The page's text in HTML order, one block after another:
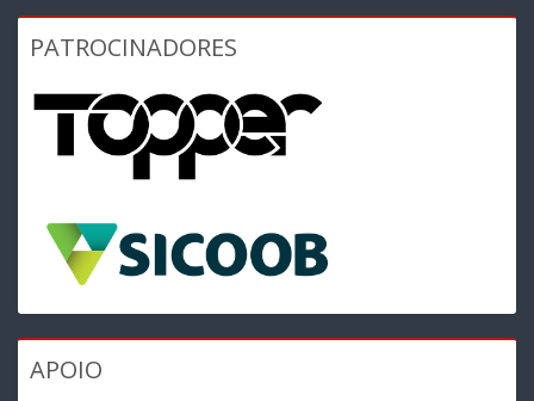
PATROCINADORES
APOIO